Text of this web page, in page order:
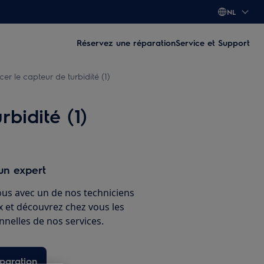
NL
Réservez une réparationService et Support
le capteur de turbidité (1)
(1)
expert
avec un de nos techniciens
et découvrez chez vous les
de nos services.